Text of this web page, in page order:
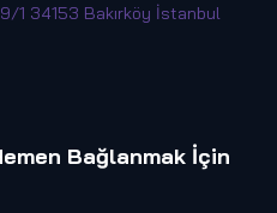
1 34153 Bakırköy İstanbul
Bağlanmak İçin